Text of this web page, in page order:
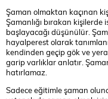
Şaman olmaktan kaçınan
Şamanlığı bırakan
başlayacağı düşünülür.
hayalperest olarak
kendinden geçip gök ve
garip varlıklar anlatır.
hatırlamaz.
Sadece eğitimle şaman